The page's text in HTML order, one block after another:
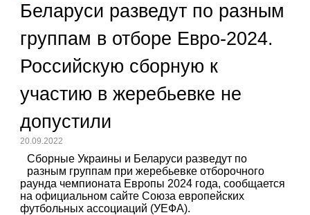
Беларуси разведут по разным
группам в отборе Евро-2024.
Российскую сборную к
участию в жеребьевке не
допустили
20.09.2022
Сборные Украины и Беларуси разведут по
разным группам при жеребьевке отборочного
раунда чемпионата Европы 2024 года, сообщается
на официальном сайте Союза европейских
футбольных ассоциаций (УЕФА).